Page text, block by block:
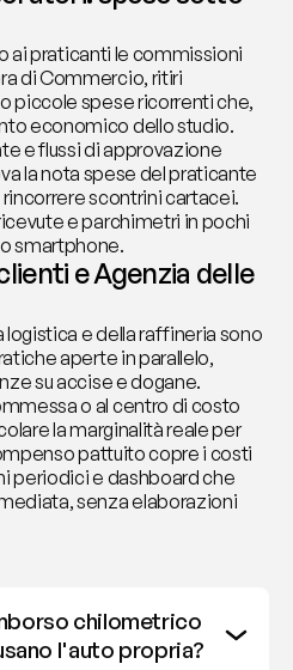
ai praticanti le commissioni
di Commercio, ritiri
piccole spese ricorrenti che,
economico dello studio.
e flussi di approvazione
la nota spese del praticante
scontrini cartacei.
e parchimetri in pochi
smartphone.
e Agenzia delle
e della raffineria sono
aperte in parallelo,
su accise e dogane.
o al centro di costo
la marginalità reale per
pattuito copre i costi
periodici e dashboard che
senza elaborazioni
chilometrico
l'auto propria?